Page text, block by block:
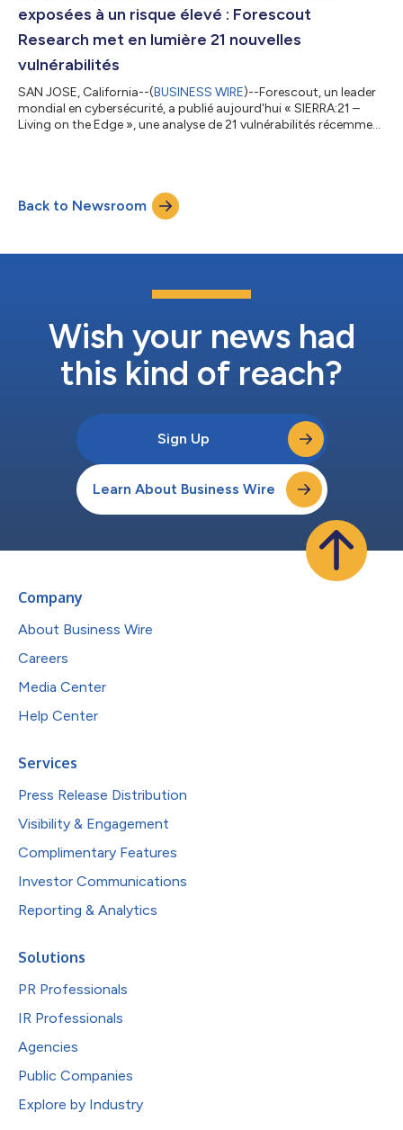
exposées à un risque élevé : Forescout
Research met en lumière 21 nouvelles
vulnérabilités
SAN JOSE, California--(BUSINESS WIRE)--Forescout, un leader
mondial en cybersécurité, a publié aujourd'hui « SIERRA:21 –
Living on the Edge », une analyse de 21 vulnérabilités récemment
dédiée à la découverte de vulnérabilités dans les infrastructures
critiques, met l'accent sur le risque continu pour ces
Back to Newsroom
Wish your news had
this kind of reach?
Sign Up
Learn About Business Wire
Company
About Business Wire
Careers
Media Center
Help Center
Services
Press Release Distribution
Visibility & Engagement
Complimentary Features
Investor Communications
Reporting & Analytics
Solutions
PR Professionals
IR Professionals
Agencies
Public Companies
Explore by Industry